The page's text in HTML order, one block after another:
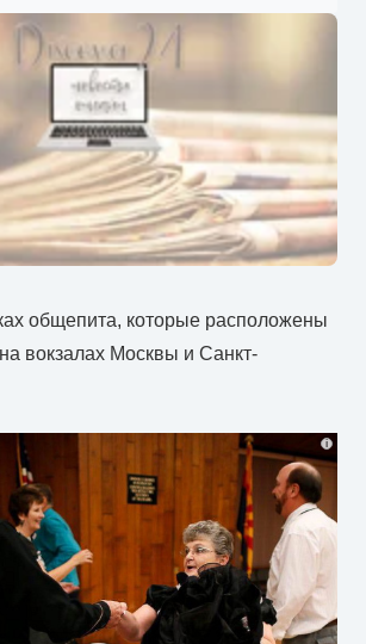
общепита, которые расположены
вокзалах Москвы и Санкт-
i